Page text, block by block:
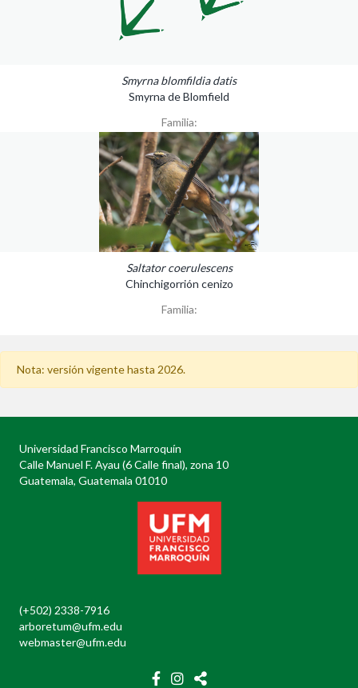
Smyrna blomfildia datis
Smyrna de Blomfield
Familia:
Saltator coerulescens
Chinchigorrión cenizo
Familia:
Nota: versión vigente hasta 2026.
Universidad Francisco Marroquín
Calle Manuel F. Ayau (6 Calle final), zona 10
Guatemala, Guatemala 01010
(+502) 2338-7916
arboretum@ufm.edu
webmaster@ufm.edu